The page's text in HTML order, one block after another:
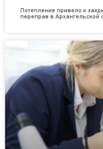
Потепление привело к
переправ в Архангельской